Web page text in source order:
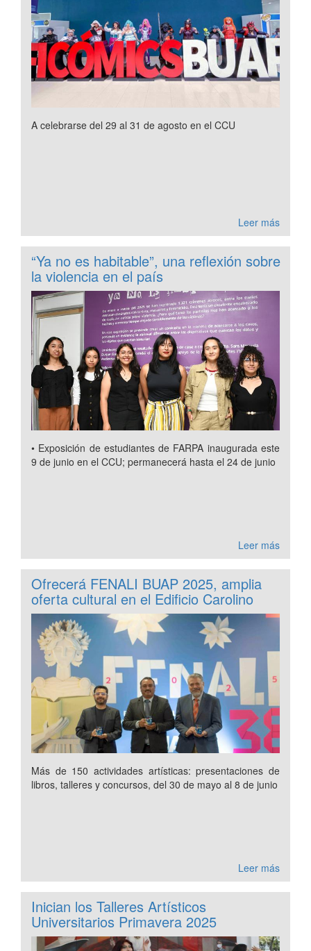
A celebrarse del 29 al 31 de agosto en el CCU
Leer más
“Ya no es habitable”, una reflexión sobre
la violencia en el país
• Exposición de estudiantes de FARPA inaugurada este
9 de junio en el CCU; permanecerá hasta el 24 de junio
Leer más
Ofrecerá FENALI BUAP 2025, amplia
oferta cultural en el Edificio Carolino
Más de 150 actividades artísticas: presentaciones de
libros, talleres y concursos, del 30 de mayo al 8 de junio
Leer más
Inician los Talleres Artísticos
Universitarios Primavera 2025